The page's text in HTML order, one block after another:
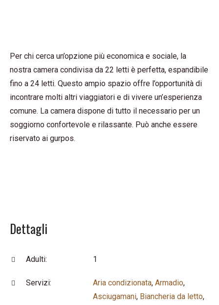
Per chi cerca un’opzione più economica e sociale, la
nostra camera condivisa da 22 letti è perfetta, espandibile
fino a 24 letti. Questo ampio spazio offre l’opportunità di
incontrare molti altri viaggiatori e di vivere un’esperienza
comune. La camera dispone di tutto il necessario per un
soggiorno confortevole e rilassante. Può anche essere
riservato ai gurpos.
Dettagli
Adulti: 1
Servizi: Aria condizionata, Armadio,
Asciugamani, Biancheria da letto,